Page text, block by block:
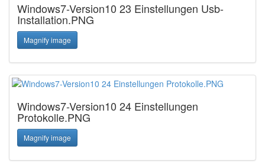
Windows7-Version10 23 Einstellungen Usb-
Installation.PNG
Magnify image
Windows7-Version10 24 Einstellungen
Protokolle.PNG
Magnify image